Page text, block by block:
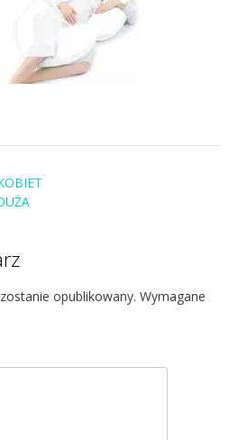
opublikowany. Wymagane